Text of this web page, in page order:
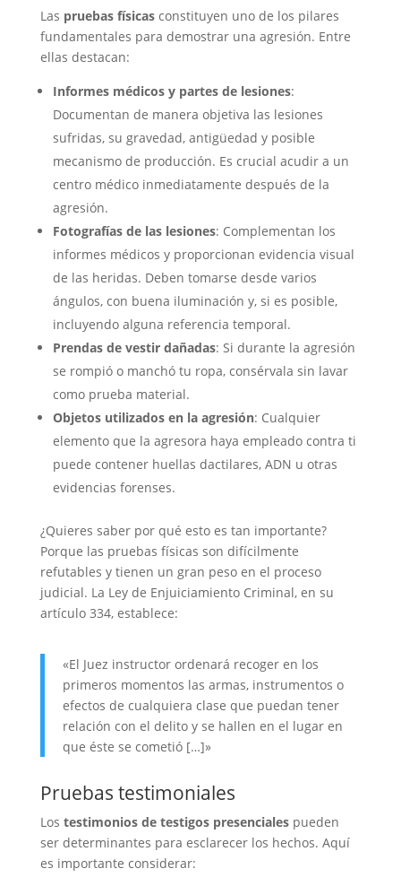
Las pruebas físicasconstituyen uno de los pilares
fundamentales para demostrar una agresión. Entre
ellas destacan:
Informes médicos y partes de lesiones:
Documentan de manera objetiva las lesiones
sufridas, su gravedad, antigüedad y posible
mecanismo de producción. Es crucial acudir a un
centro médico inmediatamente después de la
agresión.
Fotografías de las lesiones: Complementan los
informes médicos y proporcionan evidencia visual
de las heridas. Deben tomarse desde varios
ángulos, con buena iluminación y, si es posible,
incluyendo alguna referencia temporal.
Prendas de vestir dañadas: Si durante la agresión
se rompió o manchó tu ropa, consérvala sin lavar
como prueba material.
Objetos utilizados en la agresión: Cualquier
elemento que la agresora haya empleado contra ti
puede contener huellas dactilares, ADN u otras
evidencias forenses.
¿Quieres saber por qué esto es tan importante?
Porque las pruebas físicas son difícilmente
refutables y tienen un gran peso en el proceso
judicial. La Ley de Enjuiciamiento Criminal, en su
artículo 334, establece:
«El Juez instructor ordenará recoger en los
primeros momentos las armas, instrumentos o
efectos de cualquiera clase que puedan tener
relación con el delito y se hallen en el lugar en
que éste se cometió […]»
Pruebas testimoniales
Los testimonios de testigos presencialespueden
ser determinantes para esclarecer los hechos. Aquí
es importante considerar: